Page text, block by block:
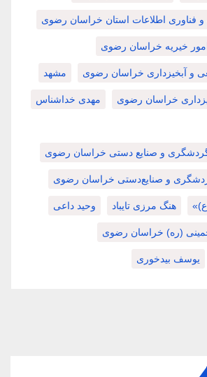
و فناوری اطلاعات استان خراسان رضوی
خیریه خراسان رضوی
و آبخیزداری خراسان رضوی مشهد
خراسان رضوی مهدی خداشناس
و صنایع دستی خراسان رضوی
و صنایع‌دستی خراسان رضوی
هنگ مرزی تایباد وحید داعی
خمینی (ره) خراسان رضوی
یوسف بیدخوری